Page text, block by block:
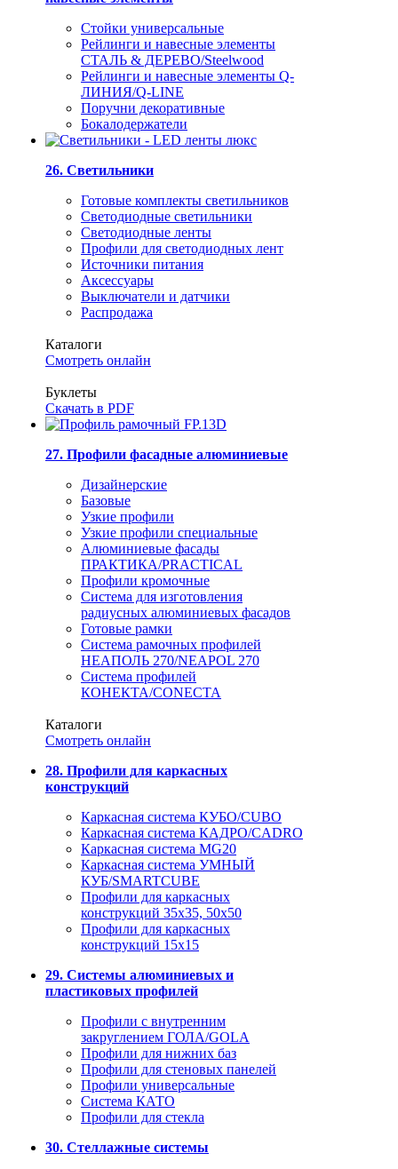
Стойки универсальные
Рейлинги и навесные элементы
СТАЛЬ & ДЕРЕВО/Steelwood
Рейлинги и навесные элементы Q-
ЛИНИЯ/Q-LINE
Поручни декоративные
Бокалодержатели
26. Светильники
Готовые комплекты светильников
Светодиодные светильники
Светодиодные ленты
Профили для светодиодных лент
Источники питания
Аксессуары
Выключатели и датчики
Распродажа
Каталоги
Смотреть онлайн
Буклеты
Скачать в PDF
27. Профили фасадные алюминиевые
Дизайнерские
Базовые
Узкие профили
Узкие профили специальные
Алюминиевые фасады
ПРАКТИКА/PRACTICAL
Профили кромочные
Система для изготовления
радиусных алюминиевых фасадов
Готовые рамки
Система рамочных профилей
НЕАПОЛЬ 270/NEAPOL 270
Система профилей
КОНЕКТА/CONECTA
Каталоги
Смотреть онлайн
28. Профили для каркасных
конструкций
Каркасная система КУБО/CUBO
Каркасная система КАДРО/CADRO
Каркасная система MG20
Каркасная система УМНЫЙ
КУБ/SMARTCUBE
Профили для каркасных
конструкций 35x35, 50x50
Профили для каркасных
конструкций 15х15
29. Системы алюминиевых и
пластиковых профилей
Профили с внутренним
закруглением ГОЛА/GOLA
Профили для нижних баз
Профили для стеновых панелей
Профили универсальные
Система КАТО
Профили для стекла
30. Стеллажные системы